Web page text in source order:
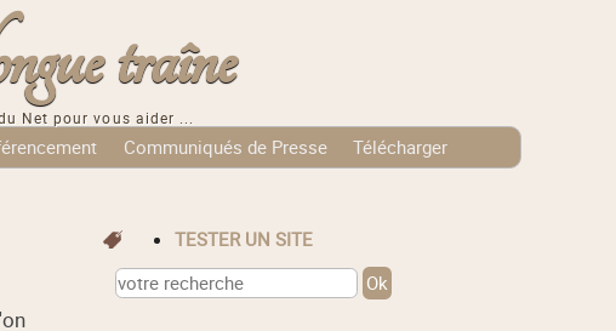
traîne
Net pour vous aider ...
Communiqués de Presse
Télécharger
TESTER UN SITE